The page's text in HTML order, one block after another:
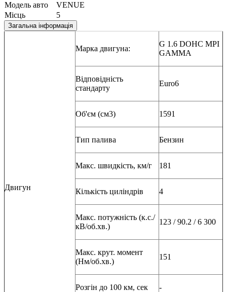
Модель авто
VENUE
Місць
5
Загальна інформація
Двигун
Марка двигуна:
G 1.6 DOHC MPI
GAMMA
Відповідність
стандарту
Euro6
Об'єм (см3) 1591
Тип палива Бензин
Макс. швидкість, км/г 181
Кількість циліндрів 4
Макс. потужність (к.с./
кВ/об.хв.)
123 / 90.2 / 6 300
Макс. крут. момент
(Нм/об.хв.)
151
Розгін до 100 км, сек -